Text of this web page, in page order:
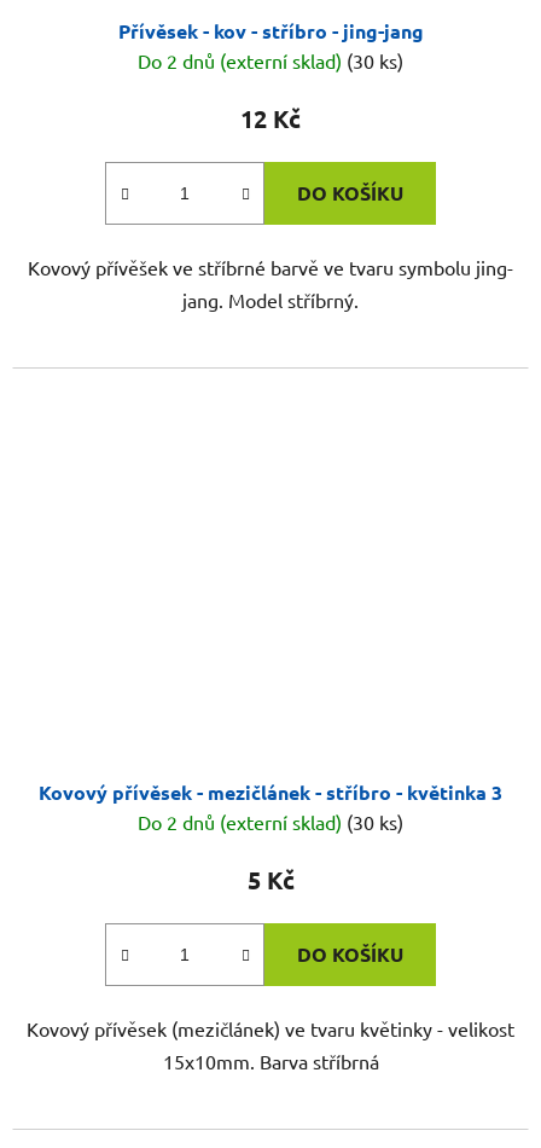
Přívěsek - kov - stříbro - jing-jang
Do 2 dnů (externí sklad) (30 ks)
12 Kč
DO KOŠÍKU
Kovový přívěšek ve stříbrné barvě ve tvaru symbolu jing-
jang. Model stříbrný.
Kovový přívěsek - mezičlánek - stříbro - květinka 3
Do 2 dnů (externí sklad) (30 ks)
5 Kč
DO KOŠÍKU
Kovový přívěsek (mezičlánek) ve tvaru květinky - velikost
15x10mm. Barva stříbrná